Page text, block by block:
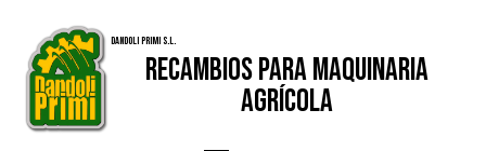
Dandoli Primi S.L.
Recambios para Maquinaria
Agrícola